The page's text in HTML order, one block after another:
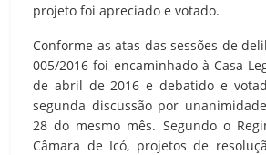
projeto foi apreciado e votado.
Conforme as atas das sessões de
005/2016 foi encaminhado à Casa
de abril de 2016 e debatido e
segunda discussão por
28 do mesmo mês. Segundo o
Câmara de Icó, projetos de